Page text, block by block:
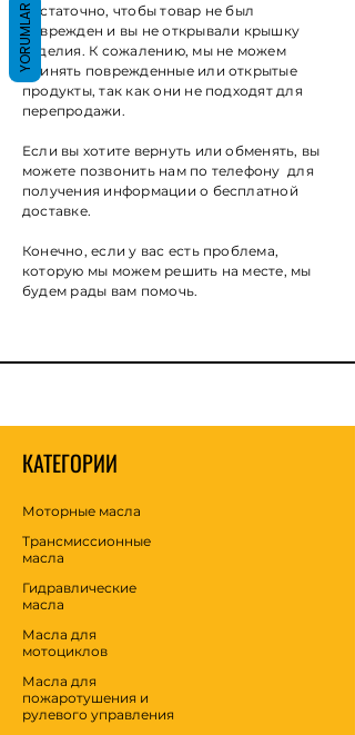
достаточно, чтобы товар не был
поврежден и вы не открывали крышку
изделия. К сожалению, мы не можем
принять поврежденные или открытые
продукты, так как они не подходят для
перепродажи.
Если вы хотите вернуть или обменять, вы
можете позвонить нам по телефону для
получения информации о бесплатной
доставке.
Конечно, если у вас есть проблема,
которую мы можем решить на месте, мы
будем рады вам помочь.
КАТЕГОРИИ
Моторные масла
Трансмиссионные
масла
Гидравлические
масла
Масла для
мотоциклов
Масла для
пожаротушения и
рулевого управления
YORUMLAR